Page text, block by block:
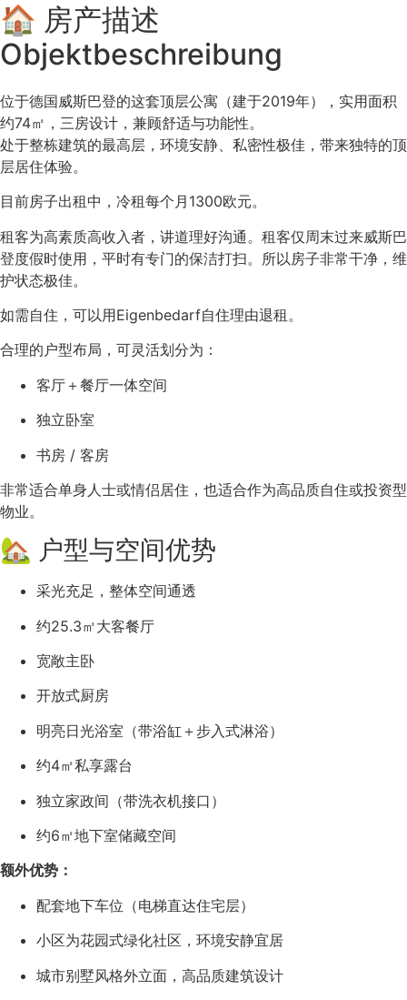
🏠 房产描述
Objektbeschreibung
位于德国威斯巴登的这套顶层公寓（建于2019年），实用面积
约74㎡，三房设计，兼顾舒适与功能性。
处于整栋建筑的最高层，环境安静、私密性极佳，带来独特的顶
层居住体验。
目前房子出租中，冷租每个月1300欧元。
租客为高素质高收入者，讲道理好沟通。租客仅周末过来威斯巴
登度假时使用，平时有专门的保洁打扫。所以房子非常干净，维
护状态极佳。
如需自住，可以用Eigenbedarf自住理由退租。
合理的户型布局，可灵活划分为：
客厅＋餐厅一体空间
独立卧室
书房 / 客房
非常适合单身人士或情侣居住，也适合作为高品质自住或投资型
物业。
🏡 户型与空间优势
采光充足，整体空间通透
约25.3㎡大客餐厅
宽敞主卧
开放式厨房
明亮日光浴室（带浴缸＋步入式淋浴）
约4㎡私享露台
独立家政间（带洗衣机接口）
约6㎡地下室储藏空间
额外优势：
配套地下车位（电梯直达住宅层）
小区为花园式绿化社区，环境安静宜居
城市别墅风格外立面，高品质建筑设计